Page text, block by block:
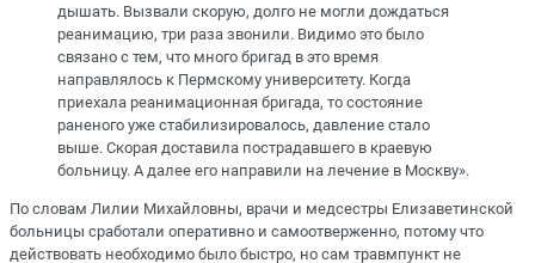
дышать. Вызвали скорую, долго не могли дождаться
реанимацию, три раза звонили. Видимо это было
связано с тем, что много бригад в это время
направлялось к Пермскому университету. Когда
приехала реанимационная бригада, то состояние
раненого уже стабилизировалось, давление стало
выше. Скорая доставила пострадавшего в краевую
больницу. А далее его направили на лечение в Москву».
По словам Лилии Михайловны, врачи и медсестры Елизаветинской
больницы сработали оперативно и самоотверженно, потому что
действовать необходимо было быстро, но сам травмпункт не